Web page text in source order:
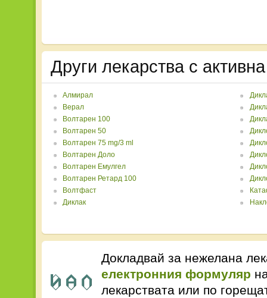
Други лекарства с
Алмирал
Верал
Волтарен 100
Волтарен 50
Волтарен 75 mg/3 ml
Волтарен Доло
Волтарен Емулгел
Волтарен Ретард 100
Волтфаст
Диклак
Докладвай за нежелана
електронния формуляр
лекарствата или по